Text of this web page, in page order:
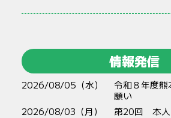
情報発信
2026/08/05（水）
令和８年度
願い
2026/08/03（月）
第20回 本